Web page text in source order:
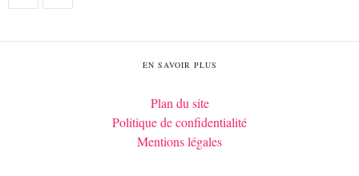
EN SAVOIR PLUS
Plan du site
Politique de confidentialité
Mentions légales